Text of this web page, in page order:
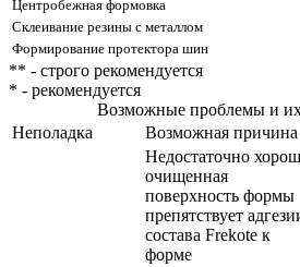
Центробежная формовка
Склеивание резины с металлом
Формирование протектора шин
** - строго рекомендуется
* - рекомендуется
Возможные проблемы и
Неполадка
Возможная причина
Недостаточно
очищенная
поверхность формы
препятствует
состава Frekote к
форме